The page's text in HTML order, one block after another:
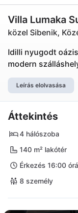
Villa Lumaka
közel Sibenik,
Idilli nyugodt
modern
Leírás elolvasása
Áttekintés
4 hálószoba
140 m² lakótér
Érkezés 16:00
8 személy